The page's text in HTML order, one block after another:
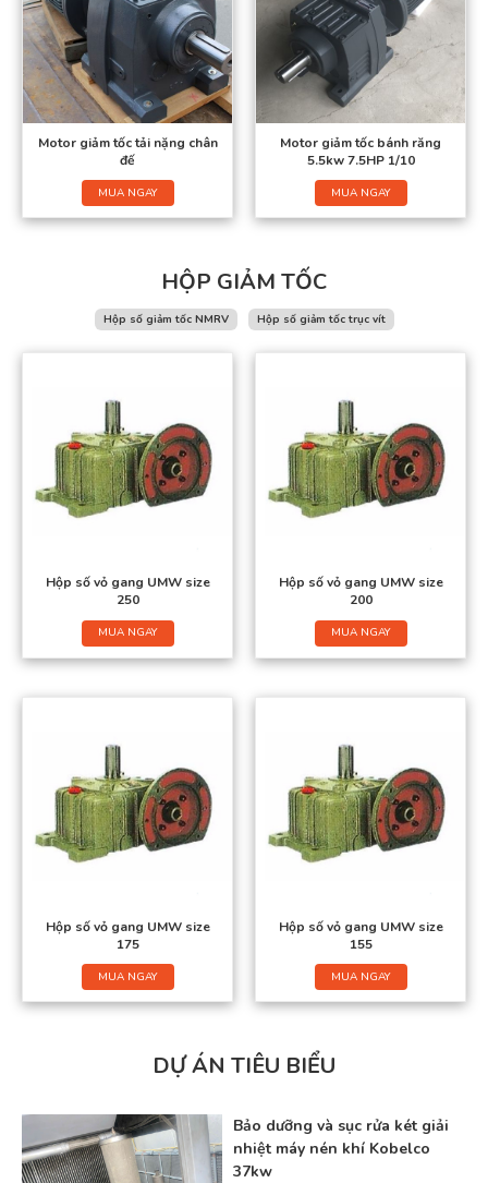
Motor giảm tốc tải nặng chân
đế
MUA NGAY
Motor giảm tốc bánh răng
5.5kw 7.5HP 1/10
MUA NGAY
HỘP GIẢM TỐC
Hộp số giảm tốc NMRV Hộp số giảm tốc trục vít
Hộp số vỏ gang UMW size
250
MUA NGAY
Hộp số vỏ gang UMW size
200
MUA NGAY
Hộp số vỏ gang UMW size
175
MUA NGAY
Hộp số vỏ gang UMW size
155
MUA NGAY
DỰ ÁN TIÊU BIỂU
Bảo dưỡng và sục rửa két giải
nhiệt máy nén khí Kobelco
37kw